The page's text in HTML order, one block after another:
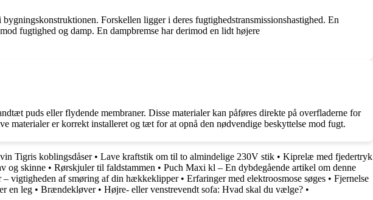
Forskellen ligger i deres fugtighedstransmissionshastighed. En
fugtighed og damp. En dampbremse har derimod en lidt højere
puds eller flydende membraner. Disse materialer kan påføres direkte på overfladerne for
materialer er korrekt installeret og tæt for at opnå den nødvendige beskyttelse mod fugt.
Tigris koblingsdåser• Lave kraftstik om til to almindelige 230V stik • Kiprelæ med fjedertryk
og skinne • Rørskjuler til faldstammen • Puch Maxi kl – En dybdegående artikel om denne
vigtigheden af smøring af din hækkeklipper• Erfaringer med elektroosmose søges • Fjernelse
en leg • Brændekløver• Højre- eller venstrevendt sofa: Hvad skal du vælge? •